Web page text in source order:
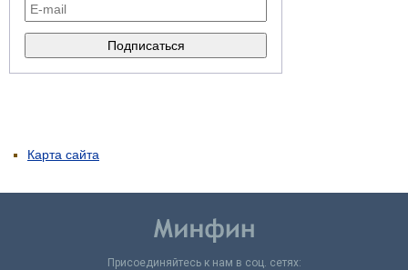
Карта сайта
Присоединяйтесь к нам в соц. сетях: